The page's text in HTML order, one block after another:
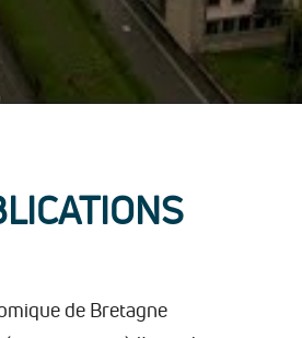
de Bretagne